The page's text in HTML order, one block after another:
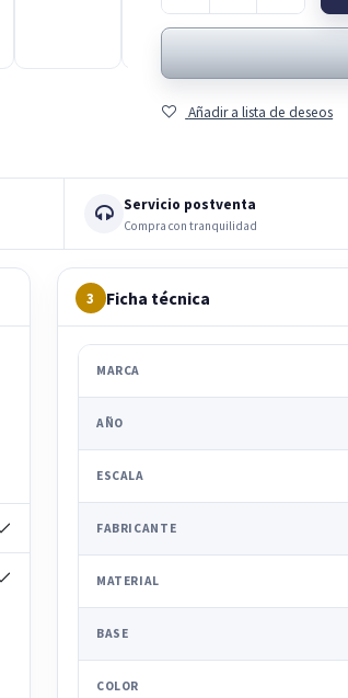
Añadir a lista de deseos
Servicio postventa
Compra con tranquilidad
3 Ficha técnica
MARCA
AÑO
ESCALA
FABRICANTE
MATERIAL
BASE
COLOR